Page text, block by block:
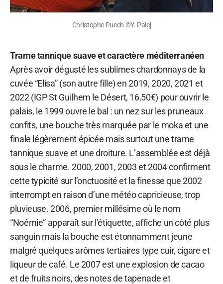
Christophe Puech ©Y. Palej
Trame tannique suave et caractère méditerranéen
Après avoir dégusté les sublimes chardonnays de la
cuvée “Elisa” (son autre fille) en 2019, 2020, 2021 et
2022 (IGP St Guilhem le Désert, 16,50€) pour ouvrir le
palais, le 1999 ouvre le bal : un nez sur les pruneaux
confits, une bouche très marquée par le moka et une
finale légèrement épicée mais surtout une trame
tannique suave et une droiture. L’assemblée est déjà
sous le charme. 2000, 2001, 2003 et 2004 confirment
cette typicité sur l’onctuosité et la finesse que 2002
interrompt en raison d’une météo capricieuse, trop
pluvieuse. 2006, premier millésime où le nom
“Noémie” apparaît sur l’étiquette, affiche un côté plus
sanguin mais la bouche est étonnamment jeune
malgré quelques arômes tertiaires type cuir, cigare et
liqueur de café. Le 2007 est une explosion de cacao
et de fruits noirs, des notes de tapenade et